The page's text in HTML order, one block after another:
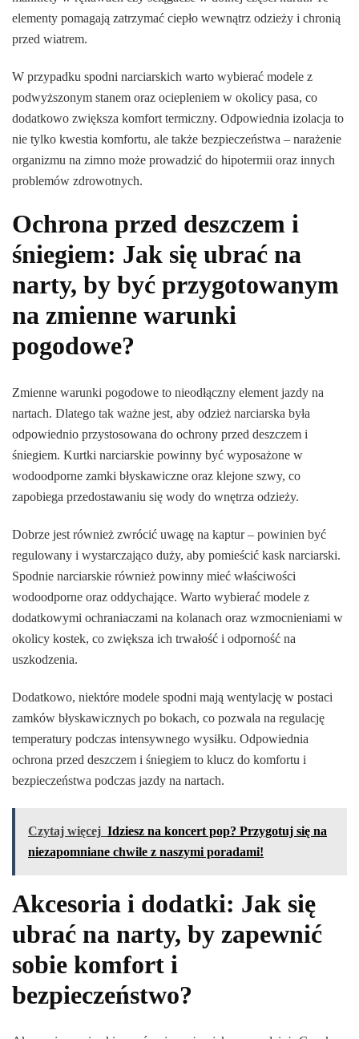
elementy pomagają zatrzymać ciepło wewnątrz odzieży i chronią
przed wiatrem.
W przypadku spodni narciarskich warto wybierać modele z
podwyższonym stanem oraz ociepleniem w okolicy pasa, co
dodatkowo zwiększa komfort termiczny. Odpowiednia izolacja to
nie tylko kwestia komfortu, ale także bezpieczeństwa – narażenie
organizmu na zimno może prowadzić do hipotermii oraz innych
problemów zdrowotnych.
Ochrona przed deszczem i
śniegiem: Jak się ubrać na
narty, by być przygotowanym
na zmienne warunki
pogodowe?
Zmienne warunki pogodowe to nieodłączny element jazdy na
nartach. Dlatego tak ważne jest, aby odzież narciarska była
odpowiednio przystosowana do ochrony przed deszczem i
śniegiem. Kurtki narciarskie powinny być wyposażone w
wodoodporne zamki błyskawiczne oraz klejone szwy, co
zapobiega przedostawaniu się wody do wnętrza odzieży.
Dobrze jest również zwrócić uwagę na kaptur – powinien być
regulowany i wystarczająco duży, aby pomieścić kask narciarski.
Spodnie narciarskie również powinny mieć właściwości
wodoodporne oraz oddychające. Warto wybierać modele z
dodatkowymi ochraniaczami na kolanach oraz wzmocnieniami w
okolicy kostek, co zwiększa ich trwałość i odporność na
uszkodzenia.
Dodatkowo, niektóre modele spodni mają wentylację w postaci
zamków błyskawicznych po bokach, co pozwala na regulację
temperatury podczas intensywnego wysiłku. Odpowiednia
ochrona przed deszczem i śniegiem to klucz do komfortu i
bezpieczeństwa podczas jazdy na nartach.
Czytaj więcej Idziesz na koncert pop? Przygotuj się na
niezapomniane chwile z naszymi poradami!
Akcesoria i dodatki: Jak się
ubrać na narty, by zapewnić
sobie komfort i
bezpieczeństwo?